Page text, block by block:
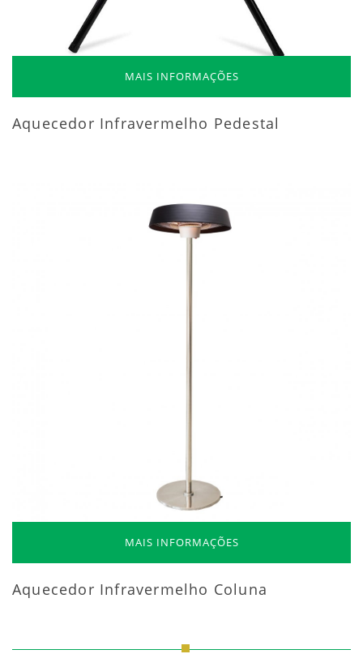
MAIS INFORMAÇÕES
Aquecedor Infravermelho Pedestal
MAIS INFORMAÇÕES
Aquecedor Infravermelho Coluna